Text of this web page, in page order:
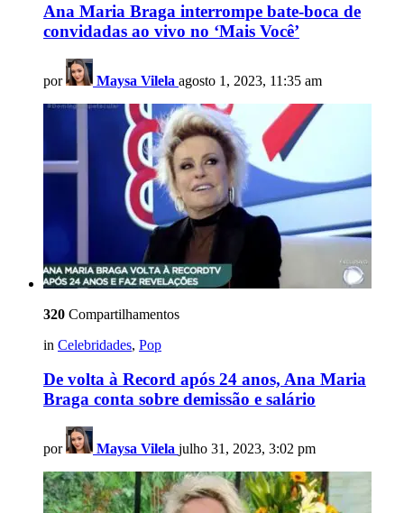
Ana Maria Braga interrompe bate-boca de
convidadas ao vivo no ‘Mais Você’
por Maysa Vilela agosto 1, 2023, 11:35 am
320 Compartilhamentos
in Celebridades, Pop
De volta à Record após 24 anos, Ana Maria
Braga conta sobre demissão e salário
por Maysa Vilela julho 31, 2023, 3:02 pm